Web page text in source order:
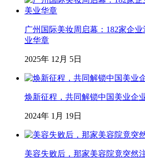
广州国际美妆周启幕：182家企
业华章
2025年 12月 5日
焕新征程，共同解锁中国美业企
2024年 1月 19日
美容失败后，那家美容院竟突然